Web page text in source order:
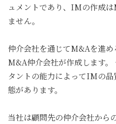
ュメントであり、IMの作成
ません。
仲介会社を通じてM&Aを進
M&A仲介会社が作成します
タントの能力によってIMの
態があります。
当社は顧問先の仲介会社から